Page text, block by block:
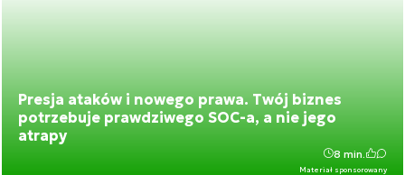
Presja ataków i nowego prawa. Twój biznes
potrzebuje prawdziwego SOC-a, a nie jego
atrapy
Materiał sponsorowany
8 min.